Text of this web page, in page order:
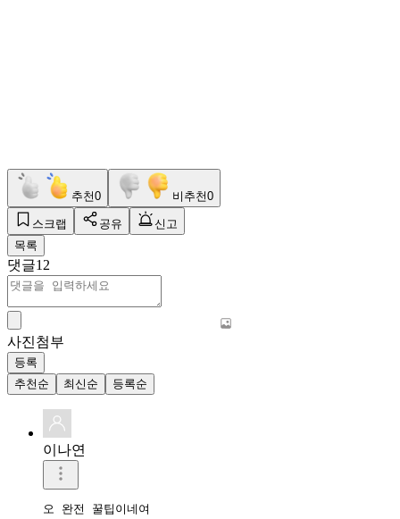
추천0 비추천0
스크랩 공유
신고
목록
댓글12
사진첨부
등록
추천순
최신순 등록순
이나연
오 완전 꿀팁이네여